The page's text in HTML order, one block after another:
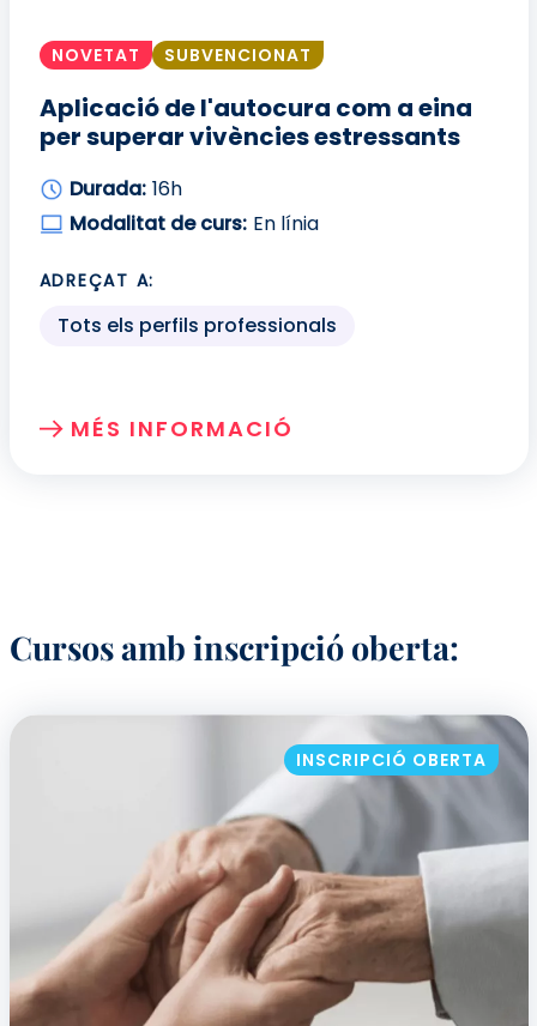
NOVETAT SUBVENCIONAT
Aplicació de l'autocura com a eina
per superar vivències estressants
Durada: 16h
Modalitat de curs: En línia
ADREÇAT A:
Tots els perfils professionals
MÉS INFORMACIÓ
SOBRE: APLICACIÓ DE L'AUTOCURA
Cursos amb inscripció oberta:
INSCRIPCIÓ OBERTA